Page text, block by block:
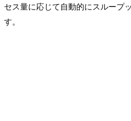
セス量に応じて自動的にスループ
す。